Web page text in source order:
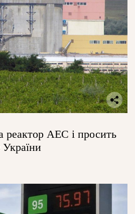
реактор АЕС і просить
України